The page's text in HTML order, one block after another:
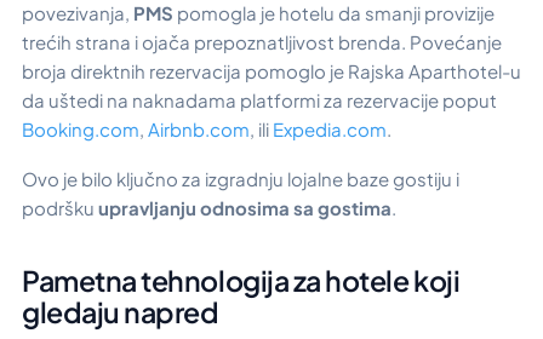
povezivanja, PMS pomogla je hotelu da smanji provizije
trećih strana i ojača prepoznatljivost brenda. Povećanje
broja direktnih rezervacija pomoglo je Rajska Aparthotel-u
da uštedi na naknadama platformi za rezervacije poput
Booking.com, Airbnb.com, ili Expedia.com.
Ovo je bilo ključno za izgradnju lojalne baze gostiju i
podršku upravljanju odnosima sa gostima
Pametna tehnologija za hotele koji
gledaju napred